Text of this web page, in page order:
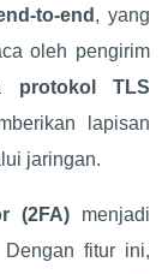
to-end , yang
oleh pengirim
protokol TLS
lapisan
jaringan.
(2FA) menjadi
Dengan fitur ini,